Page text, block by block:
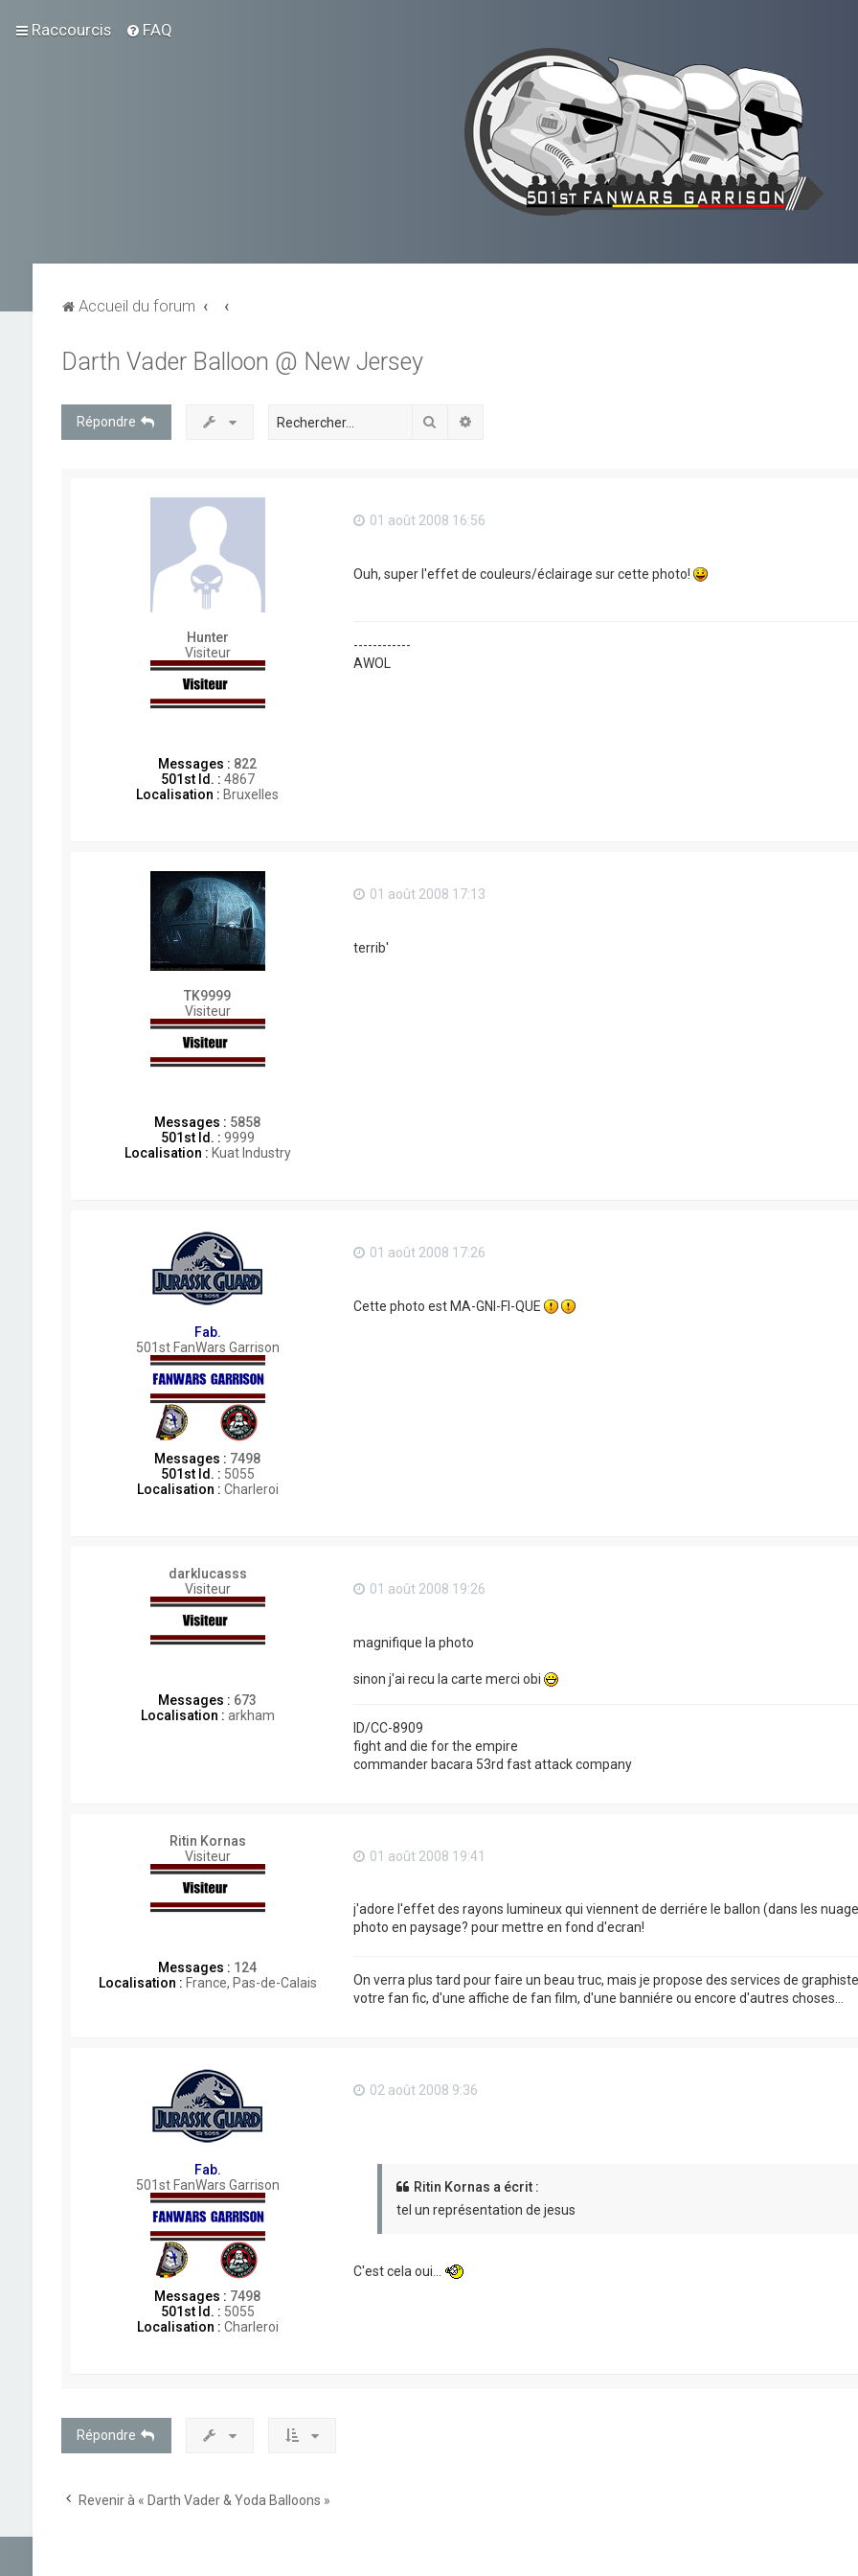
Raccourcis FAQ
Accueil du forum
Darth Vader Balloon @ New Jersey
Répondre Rechercher
Hunter
Visiteur
Messages : 822
501st Id. : 4867
Localisation : Bruxelles
01 août 2008 16:56
Ouh, super l'effet de couleurs/éclairage sur cette photo!
------------
AWOL
TK9999
Visiteur
Messages : 5858
501st Id. : 9999
Localisation : Kuat Industry
01 août 2008 17:13
terrib'
Fab.
501st FanWars Garrison
Messages : 7498
501st Id. : 5055
Localisation : Charleroi
01 août 2008 17:26
Cette photo est MA-GNI-FI-QUE
darklucasss
Visiteur
Messages : 673
Localisation : arkham
01 août 2008 19:26
magnifique la photo
sinon j'ai recu la carte merci obi
ID/CC-8909
fight and die for the empire
commander bacara 53rd fast attack company
Ritin Kornas
Visiteur
Messages : 124
Localisation : France, Pas-de-Calais
01 août 2008 19:41
j'adore l'effet des rayons lumineux qui viennent de derriére le ballon (dans les
photo en paysage? pour mettre en fond d'ecran!
On verra plus tard pour faire un beau truc, mais je propose des services de
votre fan fic, d'une affiche de fan film, d'une banniére ou encore d'autres choses...
Fab.
501st FanWars Garrison
Messages : 7498
501st Id. : 5055
Localisation : Charleroi
02 août 2008 9:36
Ritin Kornas a écrit :
tel un représentation de jesus
C'est cela oui...
Répondre
Revenir à « Darth Vader & Yoda Balloons »